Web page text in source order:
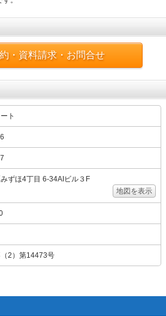
・資料請求・お問合せ
ト
ずほ4丁目 6-34AIビル３F
地図を表示
2）第14473号